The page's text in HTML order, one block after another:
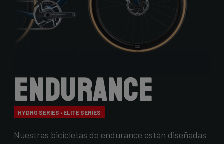
Endurance
HYDRO SERIES › ELITE SERIES
Nuestras bicicletas de endurance están diseñadas